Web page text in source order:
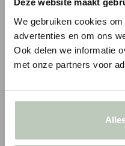
Deze website maakt
We gebruiken cookies
advertenties en om ons
Ook delen we informatie
met onze partners voor
ORAC WANDLIJST PX103
€ 5,55 € 4,72p/m
incl. BTW
● Voor 10.15 uur besteld, vandaag